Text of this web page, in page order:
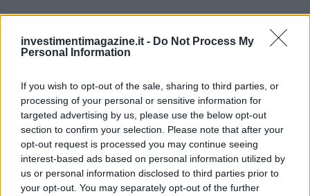
investimentimagazine.it - Do Not Process My
Personal Information
If you wish to opt-out of the sale, sharing to third parties, or
processing of your personal or sensitive information for
targeted advertising by us, please use the below opt-out
section to confirm your selection. Please note that after your
opt-out request is processed you may continue seeing
interest-based ads based on personal information utilized by
us or personal information disclosed to third parties prior to
your opt-out. You may separately opt-out of the further
Continua a leggere